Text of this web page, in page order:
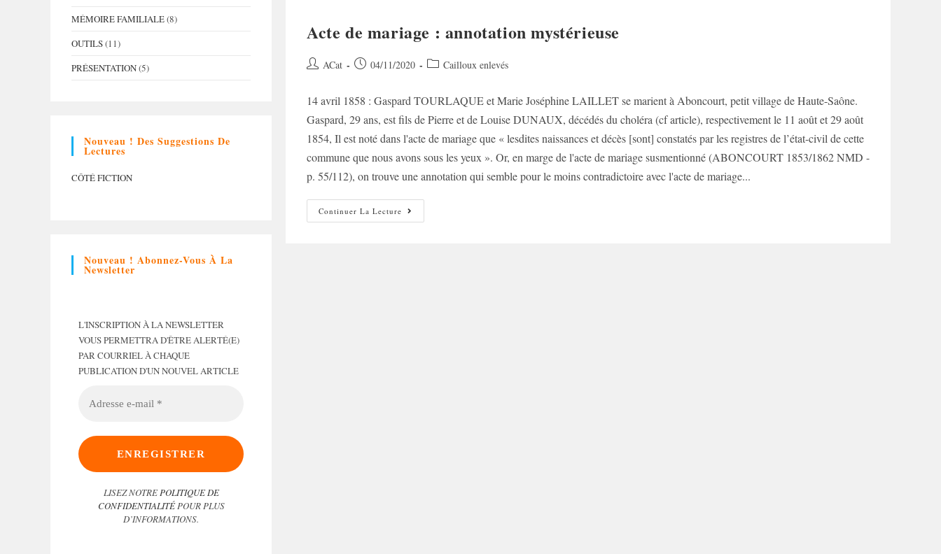
Acte de mariage : annotation mystérieuse
Auteur/autrice
publication :
ACat
Post 04/11/2020
Post Cailloux enlevés
14 avril 1858 : Gaspard TOURLAQUE et Marie Joséphine LAILLET se marient à Aboncourt, petit village de Haute-Saône.
Gaspard, 29 ans, est fils de Pierre et de Louise DUNAUX, décédés du choléra (cf article), respectivement le 11 août et 29 août
1854, Il est noté dans l'acte de mariage que « lesdites naissances et décès [sont] constatés par les registres de l’état-civil de cette
commune que nous avons sous les yeux ». Or, en marge de l'acte de mariage susmentionné (ABONCOURT 1853/1862 NMD -
p. 55/112), on trouve une annotation qui semble pour le moins contradictoire avec l'acte de mariage...
Continuer La Lecture Acte
De
MÉMOIRE FAMILIALE(8)
OUTILS(11)
PRÉSENTATION(5)
Nouveau ! Des Suggestions De
Lectures
CÔTÉ FICTION
Nouveau ! Abonnez-Vous À La
Newsletter
L'INSCRIPTION À LA NEWSLETTER
VOUS PERMETTRA D'ÊTRE ALERTÉ(E)
PAR COURRIEL À CHAQUE
PUBLICATION D'UN NOUVEL ARTICLE
LISEZ NOTREPOLITIQUE DE
CONFIDENTIALITÉPOUR PLUS
D’INFORMATIONS.